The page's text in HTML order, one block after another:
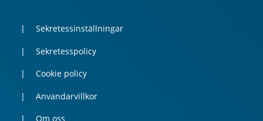
Sekretessinställningar
Sekretesspolicy
Cookie policy
Anvandarvillkor
Om oss